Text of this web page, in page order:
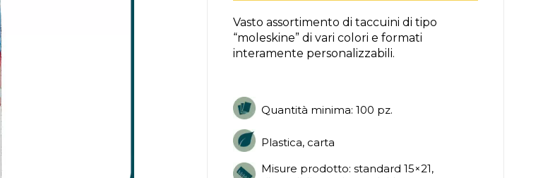
Vasto assortimento di taccuini di tipo
“moleskine” di vari colori e formati
interamente personalizzabili.
Quantità minima: 100 pz.
Plastica, carta
Misure prodotto: standard 15×21,